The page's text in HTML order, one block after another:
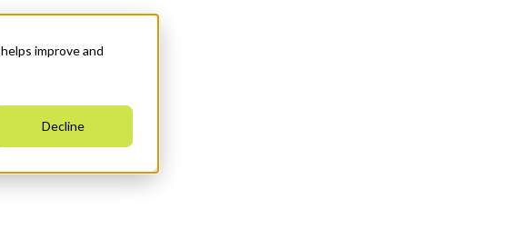
improve and
Decline